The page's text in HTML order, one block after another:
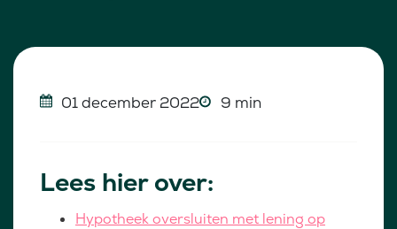
01 december 2022 9 min
Lees hier over:
Hypotheek oversluiten met lening op